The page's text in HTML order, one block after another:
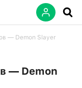
— Demon Slayer
— Demon